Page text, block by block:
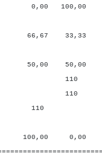
100,00
33,33
50,00
110
0,00